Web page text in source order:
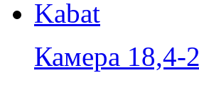
Камера 18,4-